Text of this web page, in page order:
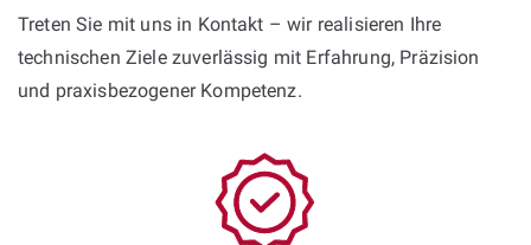
Treten Sie mit uns in Kontakt – wir realisieren Ihre
technischen Ziele zuverlässig mit Erfahrung, Präzision
und praxisbezogener Kompetenz.